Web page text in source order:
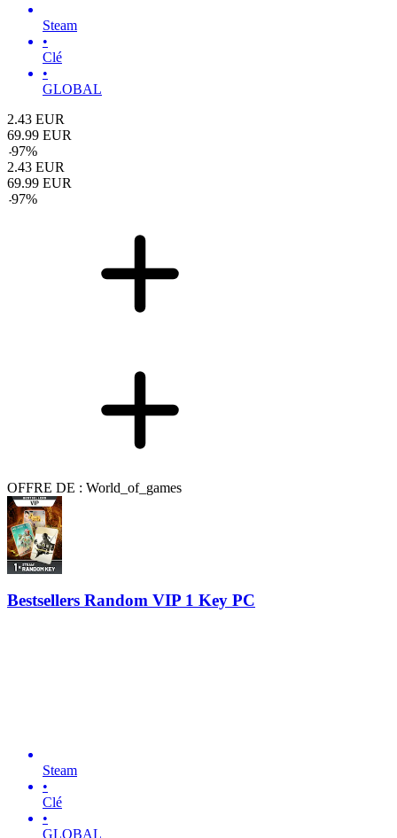
Steam
•
Clé
•
GLOBAL
2.43 EUR
69.99 EUR
-97%
2.43 EUR
69.99 EUR
-97%
OFFRE DE : World_of_games
Bestsellers Random VIP 1 Key PC
Steam
•
Clé
•
GLOBAL